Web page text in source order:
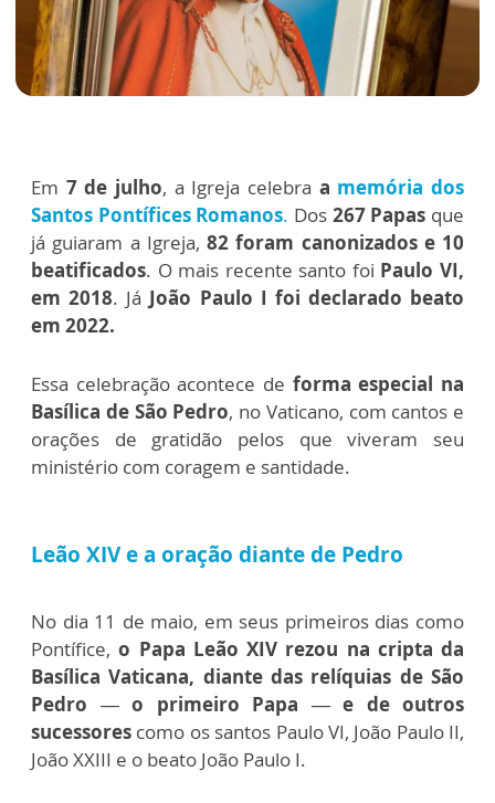
Em 7 de julho, a Igreja celebra a memória dos
Santos Pontífices Romanos. Dos 267 Papas que
já guiaram a Igreja, 82 foram canonizados e 10
beatificados. O mais recente santo foi Paulo VI,
em 2018. Já João Paulo I foi declarado beato
em 2022.
Essa celebração acontece de forma especial na
Basílica de São Pedro, no Vaticano, com cantos e
orações de gratidão pelos que viveram seu
ministério com coragem e santidade.
Leão XIV e a oração diante de Pedro
No dia 11 de maio, em seus primeiros dias como
Pontífice,o Papa Leão XIV rezou na cripta da
Basílica Vaticana, diante das relíquias de São
Pedro — o primeiro Papa — e de outros
sucessores como os santos Paulo VI, João Paulo II,
João XXIII e o beato João Paulo I.